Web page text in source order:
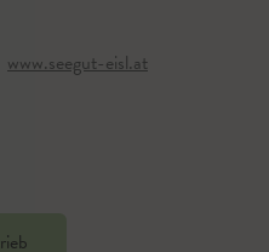
www.seegut-eisl.at